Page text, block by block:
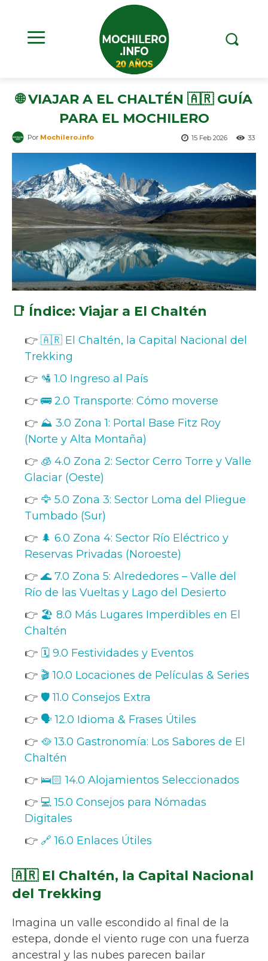
🌐 VIAJAR A EL CHALTÉN 🇦🇷 GUÍA
PARA EL MOCHILERO
33
15 Feb 2026
Por Mochilero.info
📑 Índice: Viajar a El Chaltén
👉 🇦🇷 El Chaltén, la Capital Nacional del
Trekking
👉 🛂 1.0 Ingreso al País
👉 🚌 2.0 Transporte: Cómo moverse
👉 ⛰️ 3.0 Zona 1: Portal Base Fitz Roy
(Norte y Alta Montaña)
👉 🧊 4.0 Zona 2: Sector Cerro Torre y Valle
Glaciar (Oeste)
👉 🦅 5.0 Zona 3: Sector Loma del Pliegue
Tumbado (Sur)
👉 🌲 6.0 Zona 4: Sector Río Eléctrico y
Reservas Privadas (Noroeste)
👉 🌊 7.0 Zona 5: Alrededores – Valle del
Río de las Vueltas y Lago del Desierto
👉 🏖️ 8.0 Más Lugares Imperdibles en El
Chaltén
👉 🗓️ 9.0 Festividades y Eventos
👉 🎬 10.0 Locaciones de Películas & Series
👉 🛡️ 11.0 Consejos Extra
👉 🗣️ 12.0 Idioma & Frases Útiles
👉 🥘 13.0 Gastronomía: Los Sabores de El
Chaltén
👉 🛌🏻 14.0 Alojamientos Seleccionados
👉 💻 15.0 Consejos para Nómadas
Digitales
👉 🔗 16.0 Enlaces Útiles
🇦🇷 El Chaltén, la Capital Nacional
del Trekking
Imagina un valle escondido al final de la
estepa, donde el viento ruge con una fuerza
ancestral y las nubes parecen bailar